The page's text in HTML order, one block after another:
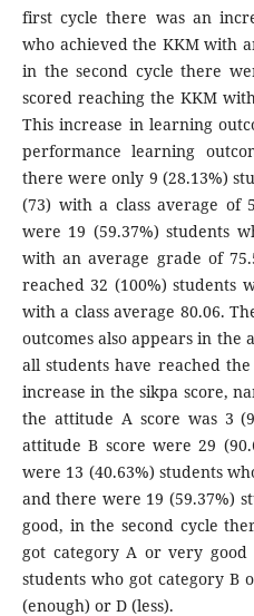
first cycle there was an
who achieved the KKM with
in the second cycle there
scored reaching the KKM
This increase in learning
performance learning
there were only 9 (28.13%)
(73) with a class average of
were 19 (59.37%) students
with an average grade of
reached 32 (100%) students
with a class average 80.06.
outcomes also appears in the
all students have reached
increase in the sikpa score,
the attitude A score was 3
attitude B score were 29
were 13 (40.63%) students
and there were 19 (59.37%)
good, in the second cycle
got category A or very
students who got category B
(enough) or D (less).